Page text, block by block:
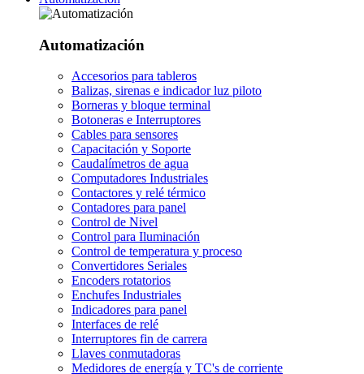
Automatización
Accesorios para tableros
Balizas, sirenas e indicador luz piloto
Borneras y bloque terminal
Botoneras e Interruptores
Cables para sensores
Capacitación y Soporte
Caudalímetros de agua
Computadores Industriales
Contactores y relé térmico
Contadores para panel
Control de Nivel
Control para Iluminación
Control de temperatura y proceso
Convertidores Seriales
Encoders rotatorios
Enchufes Industriales
Indicadores para panel
Interfaces de relé
Interruptores fin de carrera
Llaves conmutadoras
Medidores de energía y TC's de corriente